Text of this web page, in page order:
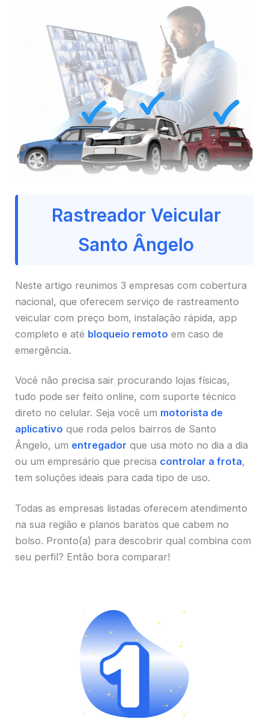
Rastreador Veicular
Santo Ângelo
Neste artigo reunimos 3 empresas com cobertura
nacional, que oferecem serviço de rastreamento
veicular com preço bom, instalação rápida, app
completo e até bloqueio remoto em caso de
emergência.
Você não precisa sair procurando lojas físicas,
tudo pode ser feito online, com suporte técnico
direto no celular. Seja você um motorista de
aplicativo que roda pelos bairros de Santo
Ângelo, um entregador que usa moto no dia a dia
ou um empresário que precisa controlar a frota,
tem soluções ideais para cada tipo de uso.
Todas as empresas listadas oferecem atendimento
na sua região e planos baratos que cabem no
bolso. Pronto(a) para descobrir qual combina com
seu perfil? Então bora comparar!